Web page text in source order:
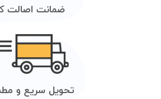
ضمانت اصالت
تحویل سریع و